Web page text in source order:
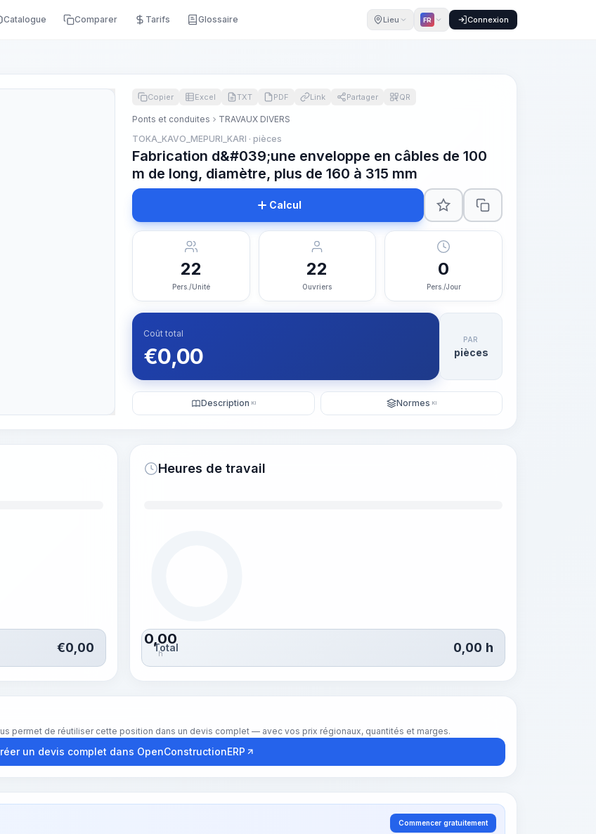
Catalogue Comparer Tarifs Glossaire Lieu FR Connexion
Copier Excel TXT PDF Link Partager QR
Ponts et conduites
TRAVAUX DIVERS
TOKA_KAVO_MEPURI_KARI · pièces
Fabrication d&#039;une enveloppe en câbles de 100
m de long, diamètre, plus de 160 à 315 mm
Calcul
22
Pers./Unité
22
Ouvriers
0
Pers./Jour
Coût total
€0,00
PAR
pièces
Description KI Normes KI
€0,00
Heures de travail
0,00
h
Total 0,00 h
permet de réutiliser cette position dans un devis complet — avec vos prix régionaux, quantités et marges.
un devis complet dans OpenConstructionERP
Commencer gratuitement